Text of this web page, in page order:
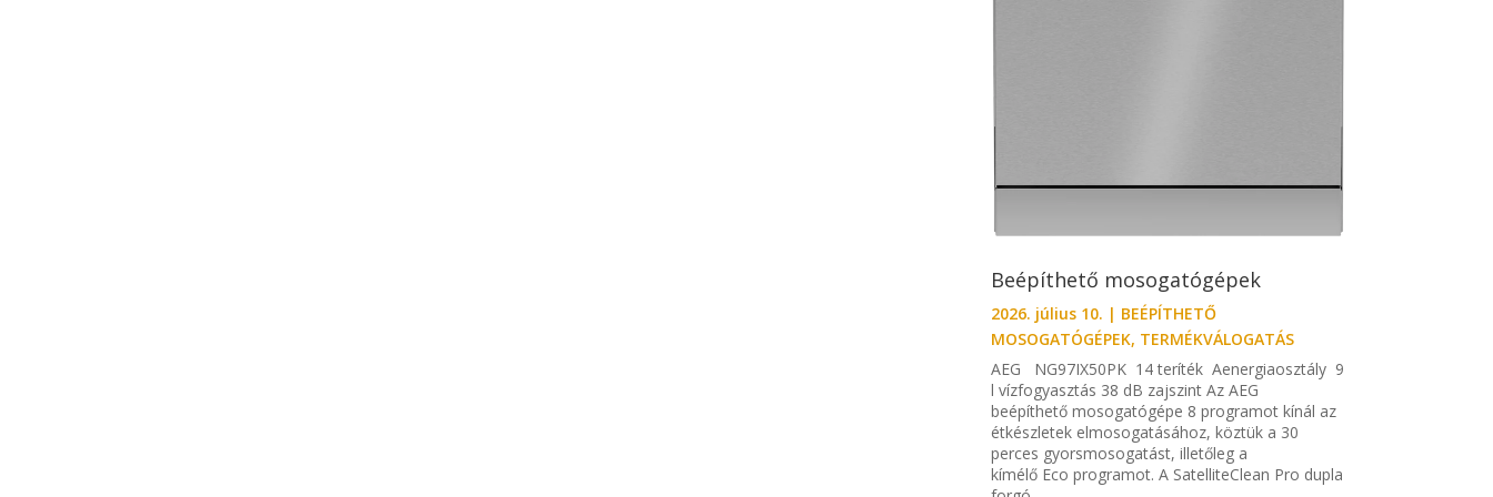
Beépíthető mosogatógépek
2026. július 10. | BEÉPÍTHETŐ
MOSOGATÓGÉPEK, TERMÉKVÁLOGATÁS
AEG NG97IX50PK 14 teríték Aenergiaosztály 9
l vízfogyasztás 38 dB zajszint Az AEG
beépíthető mosogatógépe 8 programot kínál az
étkészletek elmosogatásához, köztük a 30
perces gyorsmosogatást, illetőleg a
kímélő Eco programot. A SatelliteClean Pro dupla